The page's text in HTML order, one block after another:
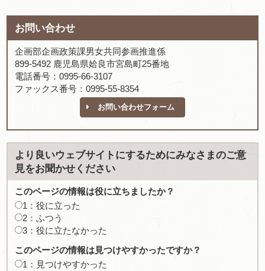
お問い合わせ
企画部企画政策課男女共同参画推進係
899-5492 鹿児島県姶良市宮島町25番地
電話番号：0995-66-3107
ファックス番号：0995-55-8354
お問い合わせフォーム
より良いウェブサイトにするためにみなさまのご意
見をお聞かせください
このページの情報は役に立ちましたか？
1：役に立った
2：ふつう
3：役に立たなかった
このページの情報は見つけやすかったですか？
1：見つけやすかった